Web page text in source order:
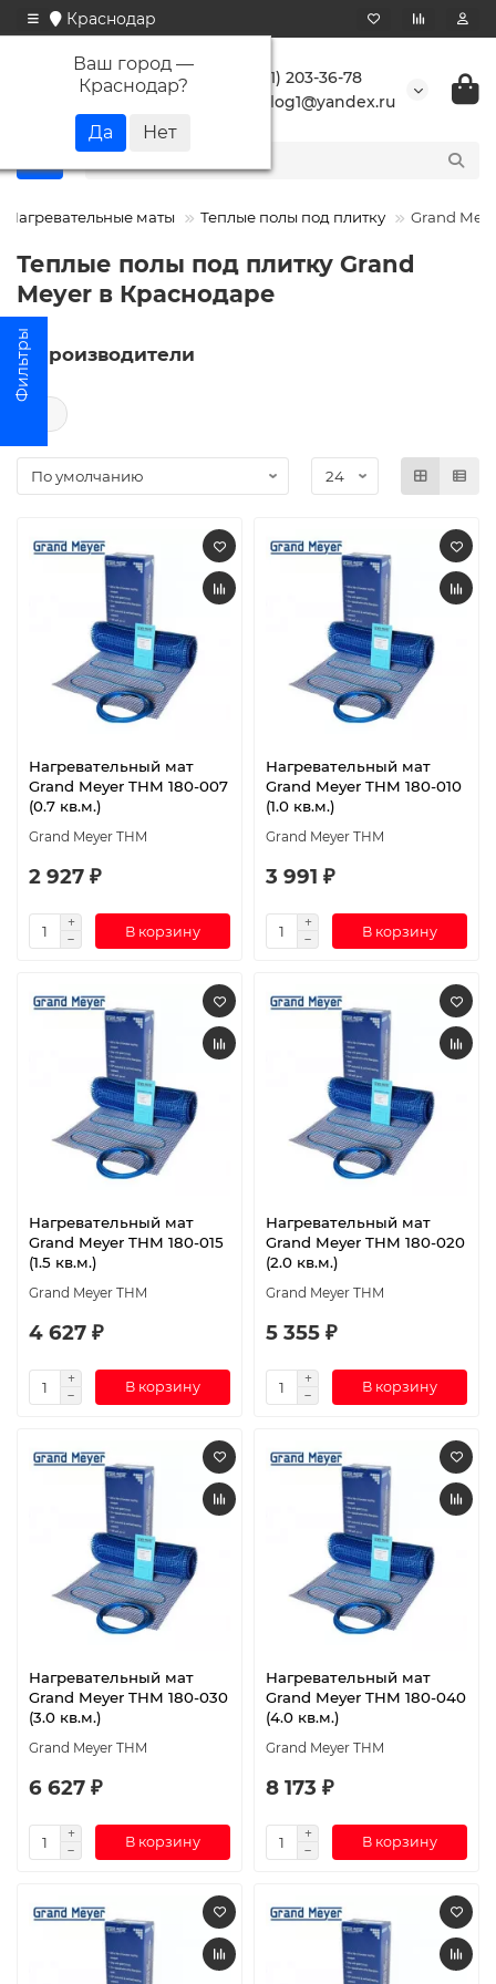
Краснодар
Ваш город —
Краснодар?
+7 (861) 203-36-78
buranlog1@yandex.ru
Нагревательные маты Теплые полы под плитку Grand
Теплые полы под плитку Grand
Meyer в Краснодаре
Производители
Нагревательный мат
Grand Meyer THM 180-007
(0.7 кв.м.)
Grand Meyer THM
2 927 ₽
В корзину
Нагревательный мат
Grand Meyer THM 180-010
(1.0 кв.м.)
Grand Meyer THM
3 991 ₽
В корзину
Нагревательный мат
Grand Meyer THM 180-015
(1.5 кв.м.)
Grand Meyer THM
4 627 ₽
В корзину
Нагревательный мат
Grand Meyer THM 180-020
(2.0 кв.м.)
Grand Meyer THM
5 355 ₽
В корзину
Нагревательный мат
Grand Meyer THM 180-030
(3.0 кв.м.)
Grand Meyer THM
6 627 ₽
В корзину
Нагревательный мат
Grand Meyer THM 180-040
(4.0 кв.м.)
Grand Meyer THM
8 173 ₽
В корзину